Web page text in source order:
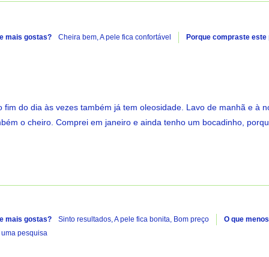
mais gostas? Cheira bem, A pele fica confortável Porque compraste
do dia às vezes também já tem oleosidade. Lavo de manhã e à
o cheiro. Comprei em janeiro e ainda tenho um bocadinho,
mais gostas? Sinto resultados, A pele fica bonita, Bom preço
O que
pesquisa